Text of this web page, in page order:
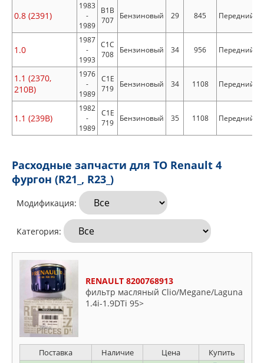
0.8 (2391)
1983
-
1989
B1B
707
Бензиновый 29 845 Передний
1.0
1987
-
1993
C1C
708
Бензиновый 34 956 Передний
1.1 (2370,
210B)
1976
-
1989
C1E
719
Бензиновый 34 1108 Передний
1.1 (239B)
1982
-
1989
C1E
719
Бензиновый 35 1108 Передний
Расходные запчасти для ТО Renault 4
фургон (R21_, R23_)
Модификация:
Категория:
RENAULT 8200768913
фильтр масляный Clio/Megane/Laguna
1.4i-1.9DTi 95>
Поставка Наличие Цена Купить